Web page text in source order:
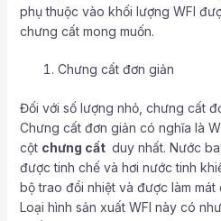
phụ thuộc vào khối lượng WFI
chưng cất mong muốn.
Chưng cất đơn giản
Đối với số lượng nhỏ, chưng cất
Chưng cất đơn giản có nghĩa là
cột chưng cất duy nhất. Nước
được tinh chế và hơi nước tinh
bộ trao đổi nhiệt và được làm mát
Loại hình sản xuất WFI này có